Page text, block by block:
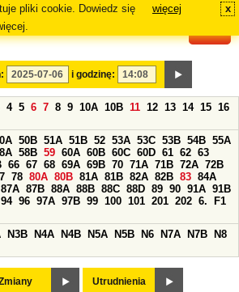
pliki cookie. Dowiedz się
więcej x
i godzinę:
4 5 6 7 8 9 10A 10B 11 12 13 14 15 16
50B 51A 51B 52 53A 53C 53B 54B 55A
58B 59 60A 60B 60C 60D 61 62 63
66 67 68 69A 69B 70 71A 71B 72A 72B
78 80A 80B 81A 81B 82A 82B 83 84A
87A 87B 88A 88B 88C 88D 89 90 91A 91B
94 96 97A 97B 99 100 101 201 202 6.
F1
N3B N4A N4B N5A N5B N6 N7A N7B
N8
Utrudnienia